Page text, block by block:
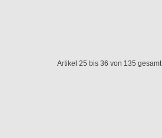
Artikel 25 bis 36 von 135 gesamt